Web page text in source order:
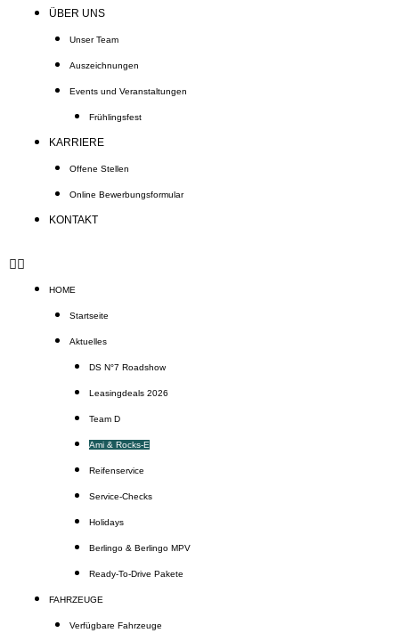
ÜBER UNS
Unser Team
Auszeichnungen
Events und Veranstaltungen
Frühlingsfest
KARRIERE
Offene Stellen
Online Bewerbungsformular
KONTAKT
HOME
Startseite
Aktuelles
DS N°7 Roadshow
Leasingdeals 2026
Team D
Ami & Rocks-E
Reifenservice
Service-Checks
Holidays
Berlingo & Berlingo MPV
Ready-To-Drive Pakete
FAHRZEUGE
Verfügbare Fahrzeuge